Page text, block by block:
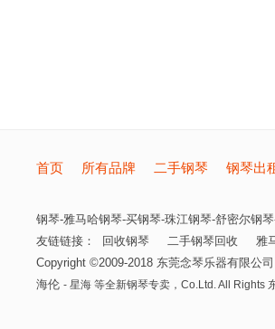
首页 所有品牌 二手钢琴 钢琴出
钢琴-雅马哈钢琴-买钢琴-珠江钢琴-舒密尔钢
友链链接：
回收钢琴 二手钢琴回收 雅
Copyright ©2009-2018 东莞念琴乐器有限公司
海伦 - 星海 等全新钢琴专卖， Co.Ltd. All Rights